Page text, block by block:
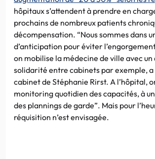
hôpitaux s’attendent à prendre en
prochains de nombreux patients
décompensation. “Nous sommes dans
d’anticipation pour éviter
on mobilise la médecine de ville avec un
solidarité entre cabinets par exemple, a
cabinet de Stéphanie Rirst. A l’hôpital,
monitoring quotidien des capacités, à
des plannings de garde”. Mais pour
réquisition n’est envisagée.